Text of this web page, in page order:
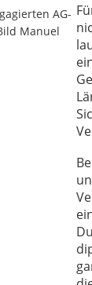
AG-
Manuel